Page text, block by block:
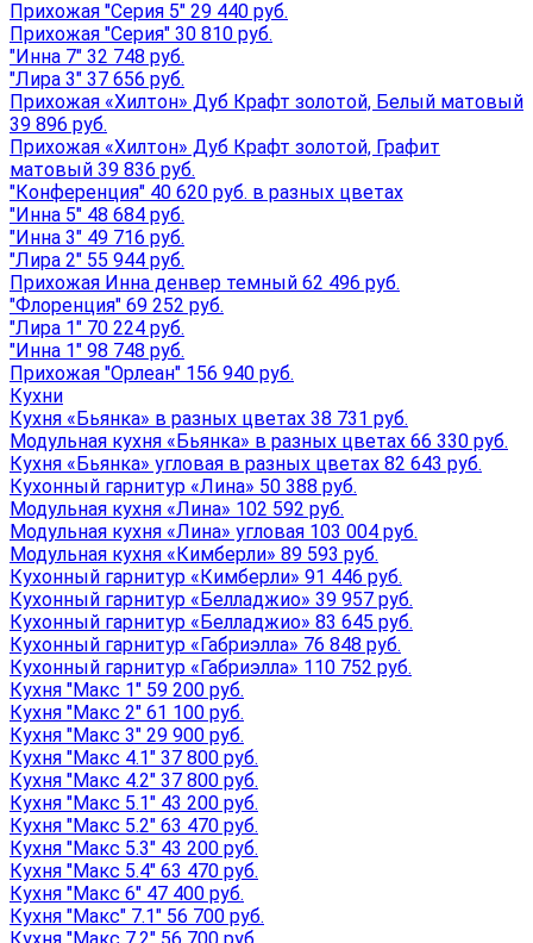
Прихожая "Серия 5" 29 440 руб.
Прихожая "Серия" 30 810 руб.
"Инна 7" 32 748 руб.
"Лира 3" 37 656 руб.
Прихожая «Хилтон» Дуб Крафт золотой, Белый матовый
39 896 руб.
Прихожая «Хилтон» Дуб Крафт золотой, Графит
матовый 39 836 руб.
"Конференция" 40 620 руб. в разных цветах
"Инна 5" 48 684 руб.
"Инна 3" 49 716 руб.
"Лира 2" 55 944 руб.
Прихожая Инна денвер темный 62 496 руб.
"Флоренция" 69 252 руб.
"Лира 1" 70 224 руб.
"Инна 1" 98 748 руб.
Прихожая "Орлеан" 156 940 руб.
Кухни
Кухня «Бьянка» в разных цветах 38 731 руб.
Модульная кухня «Бьянка» в разных цветах 66 330 руб.
Кухня «Бьянка» угловая в разных цветах 82 643 руб.
Кухонный гарнитур «Лина» 50 388 руб.
Модульная кухня «Лина» 102 592 руб.
Модульная кухня «Лина» угловая 103 004 руб.
Модульная кухня «Кимберли» 89 593 руб.
Кухонный гарнитур «Кимберли» 91 446 руб.
Кухонный гарнитур «Белладжио» 39 957 руб.
Кухонный гарнитур «Белладжио» 83 645 руб.
Кухонный гарнитур «Габриэлла» 76 848 руб.
Кухонный гарнитур «Габриэлла» 110 752 руб.
Кухня "Макс 1" 59 200 руб.
Кухня "Макс 2" 61 100 руб.
Кухня "Макс 3" 29 900 руб.
Кухня "Макс 4.1" 37 800 руб.
Кухня "Макс 4.2" 37 800 руб.
Кухня "Макс 5.1" 43 200 руб.
Кухня "Макс 5.2" 63 470 руб.
Кухня "Макс 5.3" 43 200 руб.
Кухня "Макс 5.4" 63 470 руб.
Кухня "Макс 6" 47 400 руб.
Кухня "Макс" 7.1" 56 700 руб.